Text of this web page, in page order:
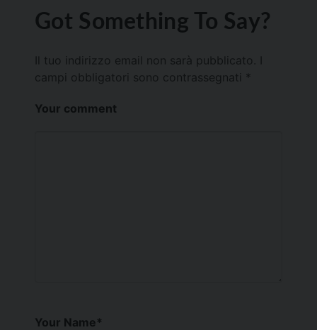
Got Something To Say?
Il tuo indirizzo email non sarà pubblicato.
campi obbligatori sono contrassegnati *
Your comment
Your Name*